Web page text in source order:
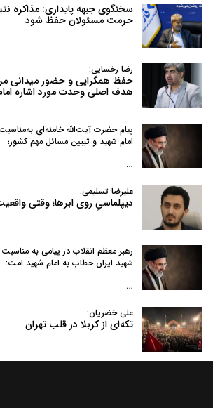
سخنگوی جبهه پایداری: مذاکره
حرمت مسئولان حفظ شود
رضا رخسایی:
حفظ همگرایی و حضور میدانی
هدف اصلی وحدت مورد اشاره
پیام حضرت آیت‌الله خامنه‌ای
امام شهید و تبیین مسائل مهم کشور؛
…
علیرضا تسلیمی:
دیپلماسیِ روی ابرها؛ وقتی
رهبر معظم انقلاب در پیامی به‌
شهید ایران خطاب به امام شهید امت:
…
علی خضریان:
تکه‌ای از کربلا در قلب تهران